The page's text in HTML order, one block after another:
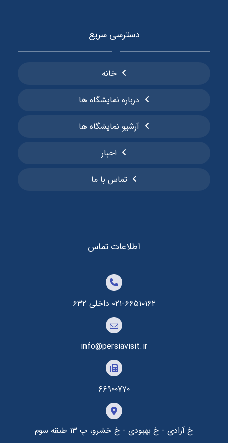
دسترسی سریع
خانه
درباره نمایشگاه ها
آرشیو نمایشگاه ها
اخبار
تماس با ما
اطلاعات تماس
۰۲۱-۶۶۵۱۰۱۶۲ داخلی ۶۳۲
info@persiavisit.ir
۶۶۹۰۰۷۷۰
خ آزادی - خ بهبودی - خ خشرو، پ ۱۳ طبقه سوم